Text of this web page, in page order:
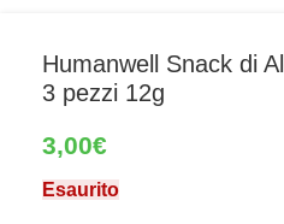
Humanwell Snack di
3 pezzi 12g
3,00€
Esaurito